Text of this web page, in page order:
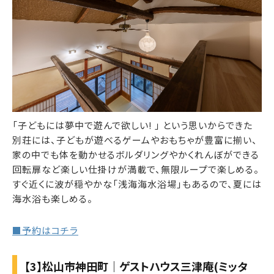
「子どもには夢中で遊んで欲しい! 」 という思いからできた
別荘には、子どもが遊べるゲームやおもちゃが豊富に揃い、
家の中でも体を動かせるボルダリングやかくれんぼができる
回転扉など楽しい仕掛けが満載で、無限ループで楽しめる。
すぐ近くに波が穏やかな「浅海海水浴場」もあるので、夏には
海水浴も楽しめる。
■予約はコチラ
【3】松山市神田町｜ゲストハウス三津庵(ミッタ